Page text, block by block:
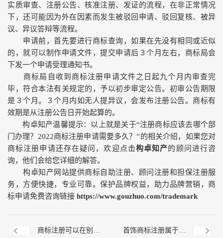
实质审查、注册公告、核准注册、发证的流程，在非正常情况
下，还可能因为外在因素而发生被驳回申请、驳回复核、被异
议、异议答辩等流程。
申请前，首先要进行商标查询，如果在先没有相同或近似
的，就可以制作申请文件，提交申请后３个月左右，商标局会
下发一个申请受理通知书。
商标局自收到商标注册申请文件之日起九个月内审查完
毕，符合本法有关规定的，予以初步审定公告。初审公告期限
是３个月。３个月内如无人提异议，会发布注册公告。商标有
效期是从注册公告日开始起算的。
构卓知产温馨提示：以上就是关于“注册商标应该去哪个部
门办理？2022商标注册申请需要多久？”的相关介绍，如果您对
商标注册申请还存在疑问，欢迎点击构卓知产的顾问进行咨
询，他们会给您详细的解答。
构卓知产网站提供商标自助注册、顾问注册和担保注册服
务，方便快捷，专业可靠。保护品牌权益，助力品牌营销，商
标申请免费咨询链接 https://www.gouzhuo.com/trademark
商标注册可以在别的 首饰商标注册属于第